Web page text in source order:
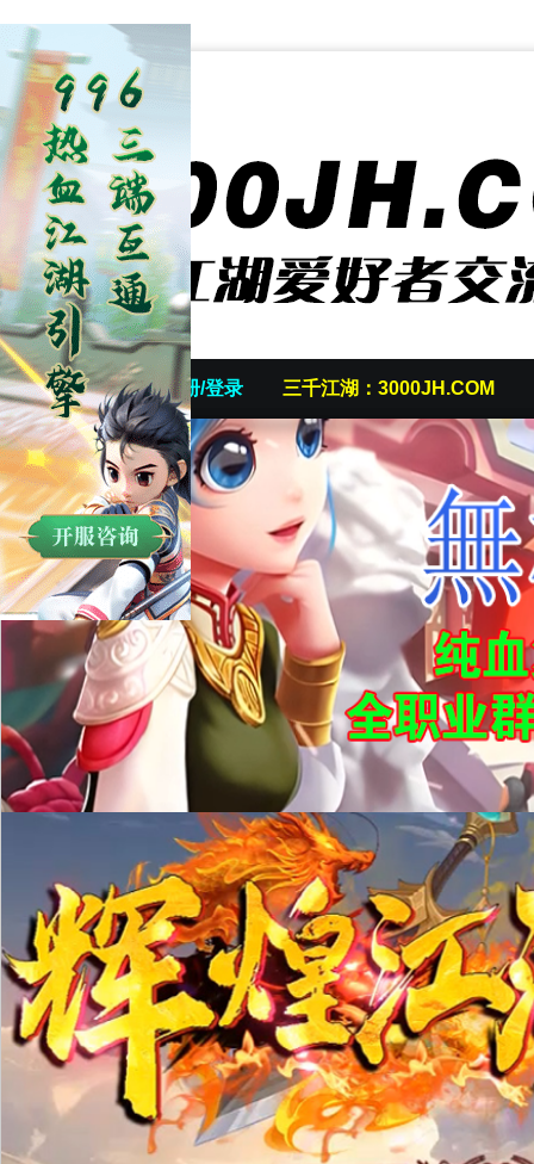
首页 发帖/注册/登录 三千江湖：3000JH.COM